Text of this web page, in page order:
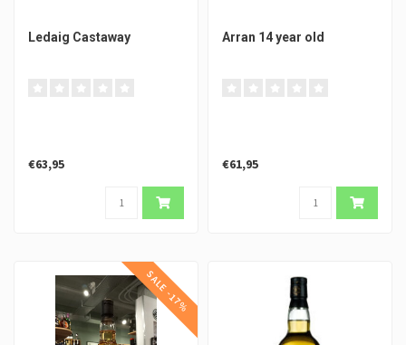
Ledaig Castaway
€63,95
Arran 14 year old
€61,95
SALE -17%